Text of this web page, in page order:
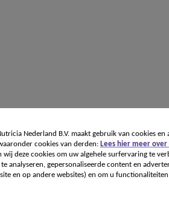
Onze specialismen Onze
Nederland B.V. maakt gebruik van cookies
cookies van derden: Lees hier meer over
wij deze cookies om uw algehele surfervaring te
te analyseren, gepersonaliseerde content en
en op andere websites) en om u